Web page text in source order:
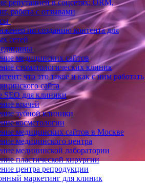
репутацией в соцсетях: ORM,
работа с отзывами
по созданию контента для
сетей
медицинских сайтов
стоматологических клиник
что это такое и как с ним работать
сайта
SEO для клиники
врачей
зубной клиники
косметологии
медицинских сайтов в Москве
медицинского центра
медицинской лаборатории
пластической хирургии
центра репродукции
маркетинг для клиник